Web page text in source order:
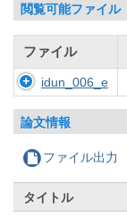
閲覧可能ファイル
ファイル
idun_006_e
論文情報
ファイル出力
タイトル